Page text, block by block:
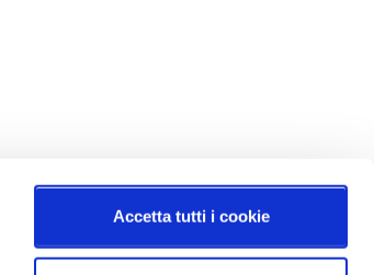
Accetta tutti i cookie